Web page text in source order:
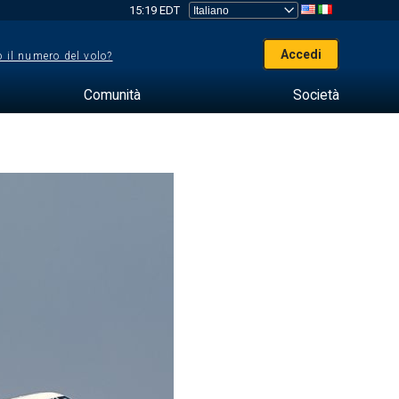
15:19 EDT
il numero del volo? Accedi
Comunità Società